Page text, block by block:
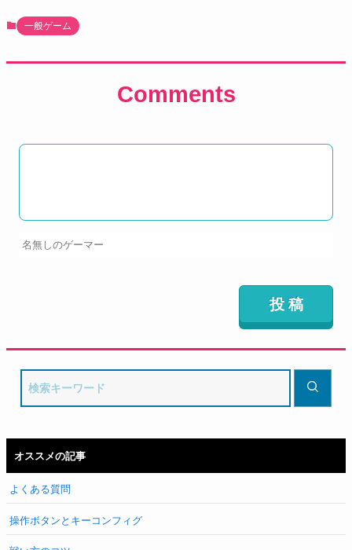
一般ゲーム
Comments
オススメの記事
よくある質問
操作ボタンとキーコンフィグ